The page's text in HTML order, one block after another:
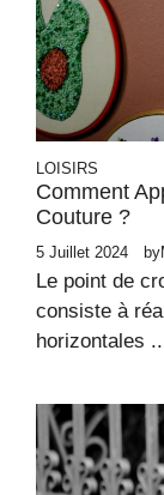
LOISIRS
Comment
Couture ?
5 Juillet 2024 by
Le point de
consiste à
horizontales